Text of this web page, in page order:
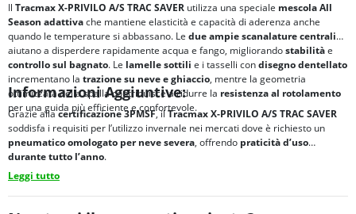
Il Tracmax X-PRIVILO A/S TRAC SAVER utilizza una speciale mescola All
Season adattivache mantiene elasticità e capacità di aderenza anche
quando le temperature si abbassano. Le due ampie scanalature centrali
aiutano a disperdere rapidamente acqua e fango, migliorandostabilitàe
controllo sul bagnato. Le lamelle sottili e i tasselli condisegno dentellato
incrementano la trazione su neve e ghiaccio, mentre la geometria
ottimizzata della spalla contribuisce a ridurre la resistenza al rotolamento
per una guida più efficiente e confortevole.
Informazioni Aggiuntive:
Grazie allacertificazione3PMSF, ilTracmax X-PRIVILO A/S TRAC SAVER
soddisfa i requisiti per l’utilizzo invernale nei mercati dove è richiesto un
pneumatico omologato per neve severa, offrendo praticità d’uso
durante tutto l’anno.
Leggi tutto